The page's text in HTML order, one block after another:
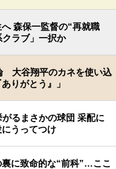
森保一監督の“再就職
ラブ」一択か
大谷翔平のカネを使い込
りがとう』」
るまさかの球団 采配に
うってつけ
に致命的な“前科”…ここ